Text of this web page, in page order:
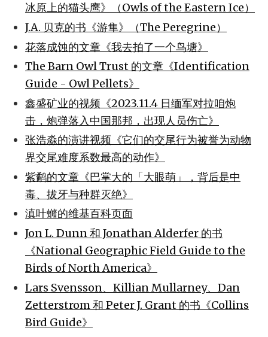
冰原上的猫头鹰》（Owls of the Eastern Ice）
J.A. 贝克的书《游隼》（The Peregrine）
花落成蚀的文章《我去拍了一个鸟塘》
The Barn Owl Trust 的文章《Identification
Guide - Owl Pellets》
鑫盛矿业的视频《2023.11.4 日缅军对拉咱炮
击，炮弹落入中国那邦，出现人员伤亡》
张浩淼的演讲视频《它们的交尾行为被誉为动物
界交尾难度系数最高的动作》
紫鹬的文章《巴掌大的「大眼萌」，背后是中
毒、拔牙与种群灭绝》
滇叶䗛的维基百科页面
Jon L. Dunn 和 Jonathan Alderfer 的书
《National Geographic Field Guide to the
Birds of North America》
Lars Svensson、Killian Mullarney、Dan
Zetterstrom 和 Peter J. Grant 的书《Collins
Bird Guide》